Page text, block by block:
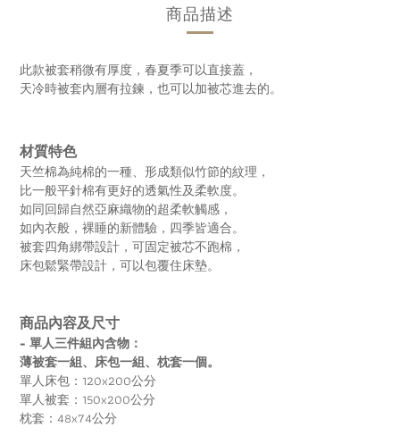
商品描述
此款被套稍微有厚度，春夏季可以直接蓋，
天冷時被套內層有拉鍊，也可以加被芯進去的。
材質特色
天竺棉為純棉的一種、形成類似竹節的紋理，
比一般平針棉有更好的透氣性及柔軟度。
如同回歸自然亞麻織物的超柔軟觸感，
如內衣般，裸睡的新體驗，四季皆適合。
被套四角綁帶設計，可固定被芯不跑棉，
床包鬆緊帶設計，可以包覆住床墊。
商品內容及尺寸
- 單人三件組內含物：
薄被套一組、床包一組、枕套一個。
單人床包：120x200公分
單人被套：150x200公分
枕套：48x74公分